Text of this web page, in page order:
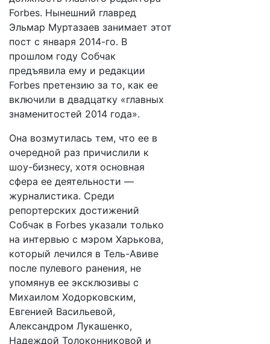
Forbes. Нынешний главред
Эльмар Муртазаев занимает этот
пост с января 2014-го. В
прошлом году Собчак
предъявила ему и редакции
Forbes претензию за то, как ее
включили в двадцатку «главных
знаменитостей 2014 года».
Она возмутилась тем, что ее в
очередной раз причислили к
шоу-бизнесу, хотя основная
сфера ее деятельности —
журналистика. Среди
репортерских достижений
Собчак в Forbes указали только
на интервью с мэром Харькова,
который лечился в Тель-Авиве
после пулевого ранения, не
упомянув ее эксклюзивы с
Михаилом Ходорковским,
Евгенией Васильевой,
Александром Лукашенко,
Надеждой Толоконниковой и